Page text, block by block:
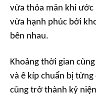
vừa thỏa mãn khi
vừa hạnh phúc bởi
bên nhau.
Khoảng thời gian
và ê kíp chuẩn bị
cũng trở thành kỷ